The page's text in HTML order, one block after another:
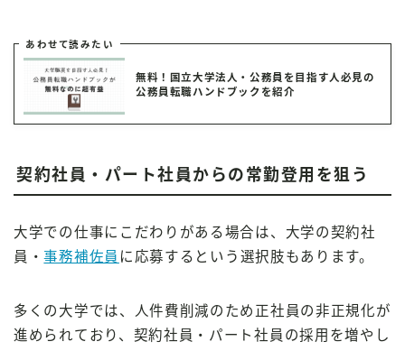
あわせて読みたい
無料！国立大学法人・公務員を目指す人必見の
公務員転職ハンドブックを紹介
契約社員・パート社員からの常勤登用を狙う
大学での仕事にこだわりがある場合は、大学の契約社
員・事務補佐員 に応募するという選択肢もあります。
多くの大学では、人件費削減のため正社員の非正規化が
進められており、契約社員・パート社員の採用を増やし